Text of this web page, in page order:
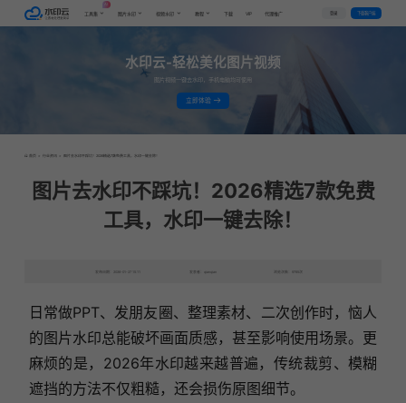
工具集
AI
图片水印 视频水印 教程 下载 VIP 代理推广 登录 下载客户端
水印云-轻松美化图片视频
图片视频一键去水印，手机电脑均可使用
立即体验
首页 > 行业资讯 > 图片去水印不踩坑！2026精选7款免费工具，水印一键去除！
图片去水印不踩坑！2026精选7款免费
工具，水印一键去除！
发布日期：2026-01-27 15:11 发表者：qianqian 浏览次数：9785次
日常做PPT、发朋友圈、整理素材、二次创作时，恼人
的图片水印总能破坏画面质感，甚至影响使用场景。更
麻烦的是，2026年水印越来越普遍，传统裁剪、模糊
遮挡的方法不仅粗糙，还会损伤原图细节。